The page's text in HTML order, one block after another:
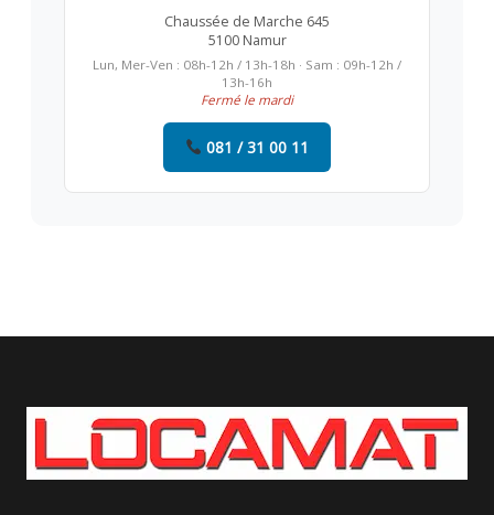
Chaussée de Marche 645
5100 Namur
Lun, Mer-Ven : 08h-12h / 13h-18h · Sam : 09h-12h /
13h-16h
Fermé le mardi
081 / 31 00 11